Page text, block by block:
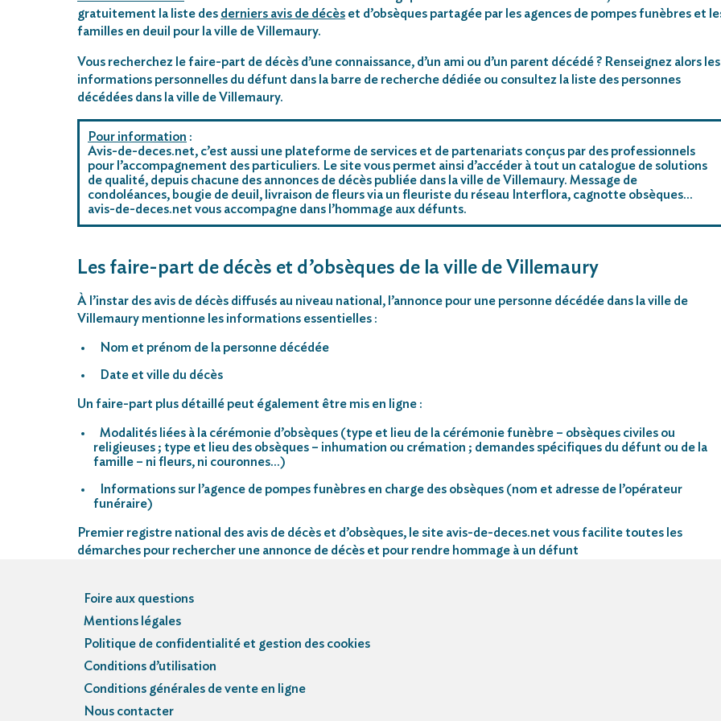
gratuitement la liste des derniers avis de décès et d’obsèques partagée par les agences de pompes funèbres et
familles en deuil pour la ville de Villemaury.
Vous recherchez le faire-part de décès d’une connaissance, d’un ami ou d’un parent décédé ? Renseignez alors les
informations personnelles du défunt dans la barre de recherche dédiée ou consultez la liste des personnes
décédées dans la ville de Villemaury.
Pour information :
Avis-de-deces.net, c’est aussi une plateforme de services et de partenariats conçus par des professionnels
pour l’accompagnement des particuliers. Le site vous permet ainsi d’accéder à tout un catalogue de solutions
de qualité, depuis chacune des annonces de décès publiée dans la ville de Villemaury. Message de
condoléances, bougie de deuil, livraison de fleurs via un fleuriste du réseau Interflora, cagnotte obsèques…
avis-de-deces.net vous accompagne dans l’hommage aux défunts.
Les faire-part de décès et d’obsèques de la ville de Villemaury
À l’instar des avis de décès diffusés au niveau national, l’annonce pour une personne décédée dans la ville de
Villemaury mentionne les informations essentielles :
Nom et prénom de la personne décédée
Date et ville du décès
Un faire-part plus détaillé peut également être mis en ligne :
Modalités liées à la cérémonie d’obsèques (type et lieu de la cérémonie funèbre – obsèques civiles ou
religieuses ; type et lieu des obsèques – inhumation ou crémation ; demandes spécifiques du défunt ou de la
famille – ni fleurs, ni couronnes…)
Informations sur l’agence de pompes funèbres en charge des obsèques (nom et adresse de l’opérateur
funéraire)
Premier registre national des avis de décès et d’obsèques, le site avis-de-deces.net vous facilite toutes les
démarches pour rechercher une annonce de décès et pour rendre hommage à un défunt
Foire aux questions
Mentions légales
Politique de confidentialité et gestion des cookies
Conditions d’utilisation
Conditions générales de vente en ligne
Nous contacter